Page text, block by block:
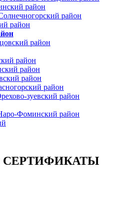
район
район
район
район
район
район
район
район
зуевский район
Фоминский район